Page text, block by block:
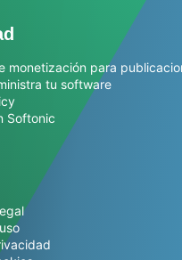
monetización para
tu software
Softonic